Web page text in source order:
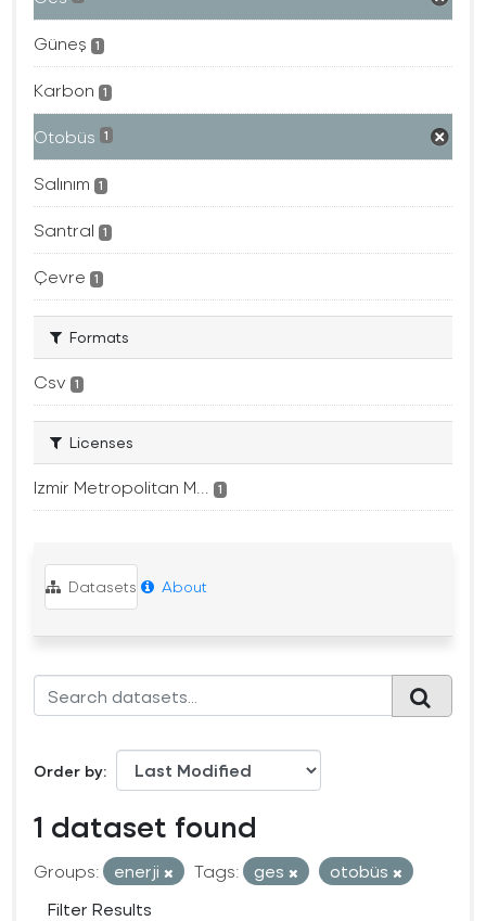
Güneş 1
Karbon 1
Otobüs 1
Salınım 1
Santral 1
Çevre 1
Formats
Csv 1
Licenses
Izmir Metropolitan M... 1
Datasets About
Order by
1 dataset found
Groups: enerji Tags: ges
otobüs
Filter Results